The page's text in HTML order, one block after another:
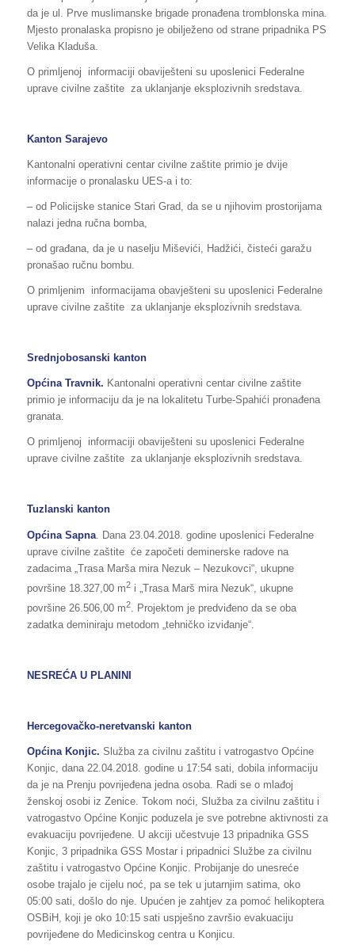
da je ul. Prve muslimanske brigade pronađena tromblonska mina.
Mjesto pronalaska propisno je obilježeno od strane pripadnika PS
Velika Kladuša.
O primljenoj informaciji obaviješteni su uposlenici Federalne
uprave civilne zaštite za uklanjanje eksplozivnih sredstava.
Kanton Sarajevo
Kantonalni operativni centar civilne zaštite primio je dvije
informacije o pronalasku UES-a i to:
– od Policijske stanice Stari Grad, da se u njihovim prostorijama
nalazi jedna ručna bomba,
– od građana, da je u naselju Miševići, Hadžići, čisteći garažu
pronašao ručnu bombu.
O primljenim informacijama obavješteni su uposlenici Federalne
uprave civilne zaštite za uklanjanje eksplozivnih sredstava.
Srednjobosanski kanton
Općina Travnik. Kantonalni operativni centar civilne zaštite
primio je informaciju da je na lokalitetu Turbe-Spahići pronađena
granata.
O primljenoj informaciji obaviješteni su uposlenici Federalne
uprave civilne zaštite za uklanjanje eksplozivnih sredstava.
Tuzlanski kanton
Općina Sapna. Dana 23.04.2018. godine uposlenici Federalne
uprave civilne zaštite će započeti deminerske radove na
zadacima „Trasa Marša mira Nezuk – Nezukovci“, ukupne
površine 18.327,00 m2i „Trasa Marš mira Nezuk“, ukupne
površine 26.506,00 m2. Projektom je predviđeno da se oba
zadatka deminiraju metodom „tehničko izviđanje“.
NESREĆA U PLANINI
Hercegovačko-neretvanski kanton
Općina Konjic. Služba za civilnu zaštitu i vatrogastvo Općine
Konjic, dana 22.04.2018. godine u 17:54 sati, dobila informaciju
da je na Prenju povrijeđena jedna osoba. Radi se o mlađoj
ženskoj osobi iz Zenice. Tokom noći, Služba za civilnu zaštitu i
vatrogastvo Općine Konjic poduzela je sve potrebne aktivnosti za
evakuaciju povrijeđene. U akciji učestvuje 13 pripadnika GSS
Konjic, 3 pripadnika GSS Mostar i pripadnici Službe za civilnu
zaštitu i vatrogastvo Općine Konjic. Probijanje do unesreće
osobe trajalo je cijelu noć, pa se tek u jutarnjim satima, oko
05:00 sati, došlo do nje. Upućen je zahtjev za pomoć helikoptera
OSBiH, koji je oko 10:15 sati uspješno završio evakuaciju
povrijeđene do Medicinskog centra u Konjicu.